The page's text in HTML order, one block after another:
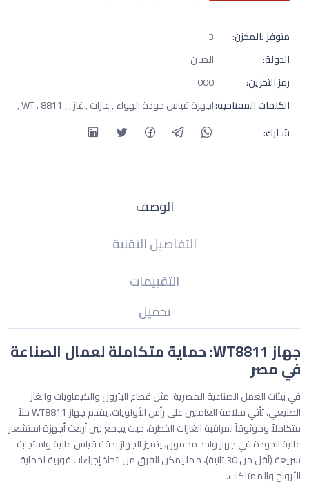
متوفر بالمخزن:
3
الدولة:
الصين
رمز التخزين:
000
الكلمات المفتاحية:اجهزة قياس جودة الهواء , غازات , غاز , , WT . 8811 ,
شـارك:
الوصف
التفاصيل التقنية
التقييمات
تحميل
جهاز WT8811: حماية متكاملة لعمال الصناعة
في مصر
في بيئات العمل الصناعية المصرية، مثل قطاع البترول والكيماويات والغاز
الطبيعي، تأتي سلامة العاملين على رأس الأولويات. يقدم جهاز WT8811 حلاً
متكاملاً وموثوقاً لمراقبة الغازات الخطرة، حيث يجمع بين أربعة أجهزة استشعار
عالية الجودة في جهاز واحد محمول. يتميز الجهاز بدقة قياس عالية واستجابة
سريعة (أقل من 30 ثانية)، مما يمكن الفرق من اتخاذ إجراءات فورية لحماية
الأرواح والممتلكات.